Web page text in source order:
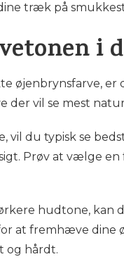
træk på
i
øjenbrynsfarve, er
der vil se mest
vil du typisk se
Prøv at vælge
hudtone, kan
at fremhæve dine
og hårdt.